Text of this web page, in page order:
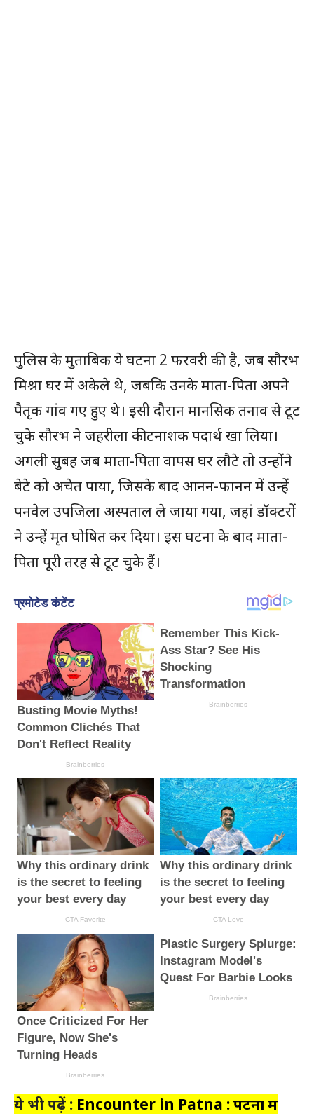
पुलिस के मुताबिक ये घटना 2 फरवरी की है, जब सौरभ
मिश्रा घर में अकेले थे, जबकि उनके माता-पिता अपने
पैतृक गांव गए हुए थे। इसी दौरान मानसिक तनाव से टूट
चुके सौरभ ने जहरीला कीटनाशक पदार्थ खा लिया।
अगली सुबह जब माता-पिता वापस घर लौटे तो उन्होंने
बेटे को अचेत पाया, जिसके बाद आनन-फानन में उन्हें
पनवेल उपजिला अस्पताल ले जाया गया, जहां डॉक्टरों
ने उन्हें मृत घोषित कर दिया। इस घटना के बाद माता-
पिता पूरी तरह से टूट चुके हैं।
ये भी पढ़ें : Encounter in Patna : पटना में